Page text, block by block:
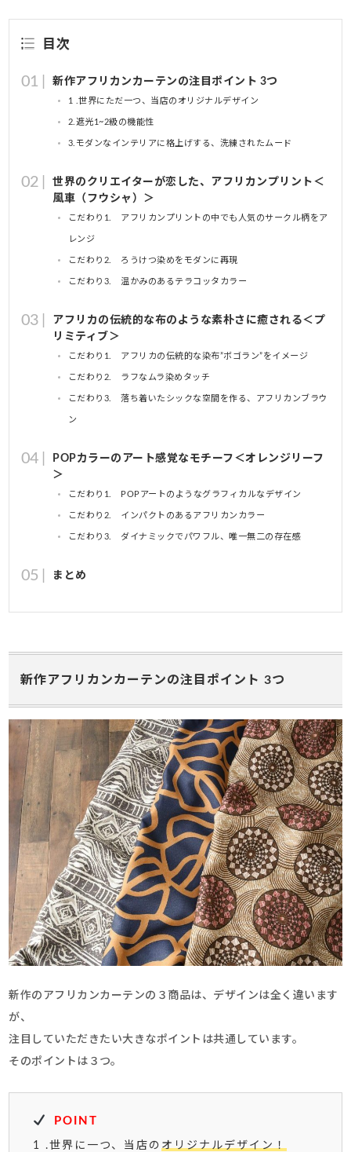
目次
新作アフリカンカーテンの注目ポイント 3つ
1 .世界にただ一つ、当店のオリジナルデザイン
2.遮光1~2級の機能性
3.モダンなインテリアに格上げする、洗練されたムード
世界のクリエイターが恋した、アフリカンプリント＜
風車（フウシャ）＞
こだわり1. アフリカンプリントの中でも人気のサークル柄をア
レンジ
こだわり2. ろうけつ染めをモダンに再現
こだわり3. 温かみのあるテラコッタカラー
アフリカの伝統的な布のような素朴さに癒される＜プ
リミティブ＞
こだわり1. アフリカの伝統的な染布”ボゴラン”をイメージ
こだわり2. ラフなムラ染めタッチ
こだわり3. 落ち着いたシックな空間を作る、アフリカンブラウ
ン
POPカラーのアート感覚なモチーフ＜オレンジリーフ
＞
こだわり1. POPアートのようなグラフィカルなデザイン
こだわり2. インパクトのあるアフリカンカラー
こだわり3. ダイナミックでパワフル、唯一無二の存在感
まとめ
新作アフリカンカーテンの注目ポイント 3つ
新作のアフリカンカーテンの３商品は、デザインは全く違います
が、
注目していただきたい大きなポイントは共通しています。
そのポイントは３つ。
POINT
1 .世界に一つ、当店の オリジナルデザイン！